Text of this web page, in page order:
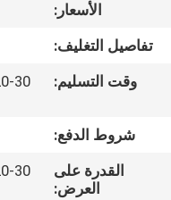
جولة
المصنع
مراقبة
الجودة
الأسعار:
تفاصيل التغليف:
وقت التسليم:
شروط الدفع:
القدرة على
العرض: